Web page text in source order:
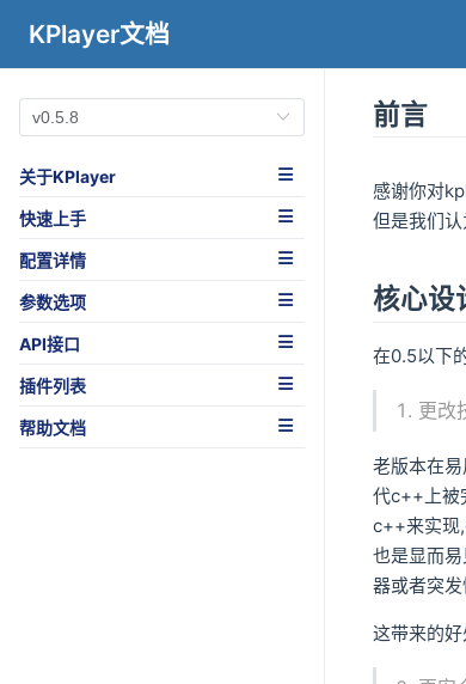
KPlayer文档
关于KPlayer
快速上手
配置详情
参数选项
API接口
插件列表
帮助文档
前言
感谢你对
但是我们
核心设
在0.5以下
更改
老版本在
代c++上被
c++来实现
也是显而
器或者突
这带来的